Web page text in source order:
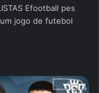
Efootball pes
jogo de futebol